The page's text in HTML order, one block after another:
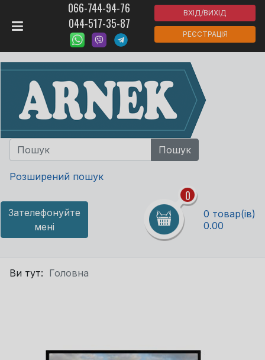
066-744-94-76
044-517-35-87
ВХІД/ВИХІД
РЕЄСТРАЦІЯ
Розширений пошук
Зателефонуйте
мені
0
0 товар(ів)
0.00
Ви тут: Головна